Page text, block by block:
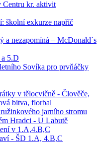
Centru kr. aktivit
školní exkurze napříč
a nezapomíná – McDonald´s
5.D
Sovíka pro prvňáčky
v tělocvičně - Člověče,
bitva, florbal
jarního stromu
Hradci - U Labutě
v 1.A,4.B,C
- ŠD 1.A, 4.B,C